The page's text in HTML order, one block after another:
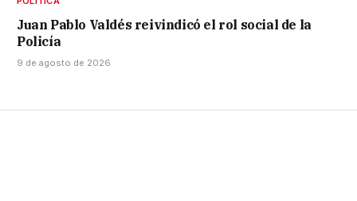
Juan Pablo Valdés reivindicó el rol social de la
Policía
9 de agosto de 2026